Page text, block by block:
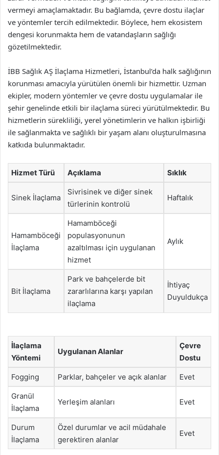
vermeyi amaçlamaktadır. Bu bağlamda, çevre dostu ilaçlar
ve yöntemler tercih edilmektedir. Böylece, hem ekosistem
dengesi korunmakta hem de vatandaşların sağlığı
gözetilmektedir.
İBB Sağlık AŞ İlaçlama Hizmetleri, İstanbul’da halk sağlığının
korunması amacıyla yürütülen önemli bir hizmettir. Uzman
ekipler, modern yöntemler ve çevre dostu uygulamalar ile
şehir genelinde etkili bir ilaçlama süreci yürütülmektedir. Bu
hizmetlerin sürekliliği, yerel yönetimlerin ve halkın işbirliği
ile sağlanmakta ve sağlıklı bir yaşam alanı oluşturulmasına
katkıda bulunmaktadır.
Hizmet Türü Açıklama Sıklık
Sinek İlaçlama
Sivrisinek ve diğer sinek
türlerinin kontrolü
Haftalık
Hamamböceği
İlaçlama
Hamamböceği
populasyonunun
azaltılması için uygulanan
hizmet
Aylık
Bit İlaçlama
Park ve bahçelerde bit
zararlılarına karşı yapılan
ilaçlama
İhtiyaç
Duyuldukça
İlaçlama
Yöntemi
Uygulanan Alanlar
Çevre
Dostu
Fogging Parklar, bahçeler ve açık alanlar Evet
Granül
İlaçlama
Yerleşim alanları Evet
Durum
İlaçlama
Özel durumlar ve acil müdahale
gerektiren alanlar
Evet